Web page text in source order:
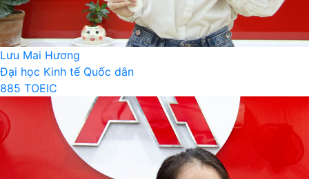
Lưu Mai Hương
Đại học Kinh tế Quốc dân
885 TOEIC